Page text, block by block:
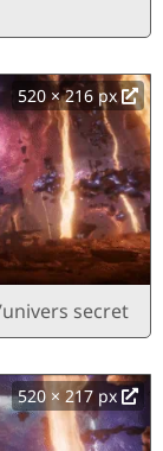
520 × 216 px
secret
520 × 217 px